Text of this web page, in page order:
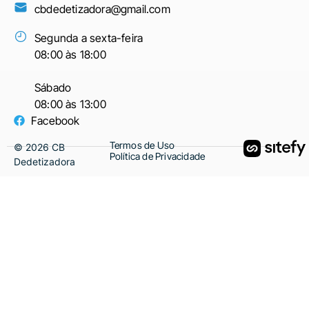
cbdedetizadora@gmail.com
Segunda a sexta-feira
08:00 às 18:00
Sábado
08:00 às 13:00
Facebook
©2026CB
Dedetizadora
Termos de Uso
Política de Privacidade